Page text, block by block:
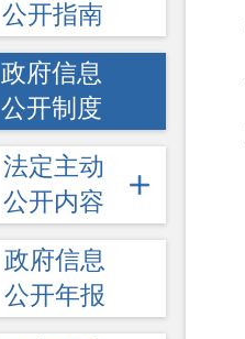
公开指南
政府信息
公开制度
法定主动
公开内容
政府信息
公开年报